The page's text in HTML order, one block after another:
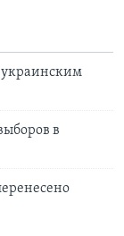
украинским
в